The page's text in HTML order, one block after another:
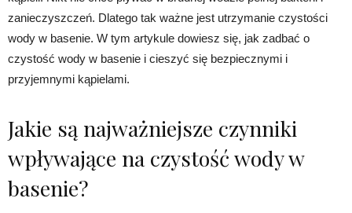
zanieczyszczeń. Dlatego tak ważne jest utrzymanie czystości
wody w basenie. W tym artykule dowiesz się, jak zadbać o
czystość wody w basenie i cieszyć się bezpiecznymi i
przyjemnymi kąpielami.
Jakie są najważniejsze czynniki
wpływające na czystość wody w
basenie?